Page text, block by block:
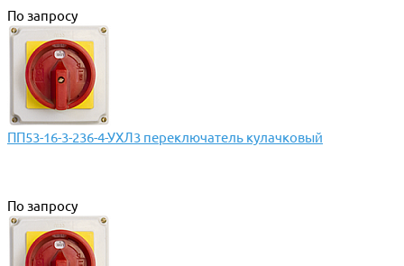
По запросу
ПП53-16-3-236-4-УХЛ3 переключатель кулачковый
По запросу